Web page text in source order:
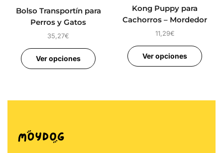
Bolso Transportín para
Perros y Gatos
35,27€
Ver opciones
Kong Puppy para
Cachorros – Mordedor
para Cachorros
11,29€
Ver opciones